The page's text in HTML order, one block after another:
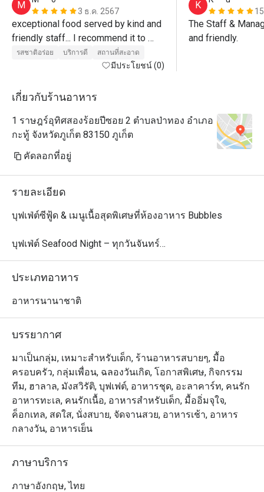
M
3 ธ.ค. 2567
exceptional food served by kind and
friendly staff... I recommend it to
everyone for the high quality of
food”...Congratulations
รสชาติอร่อย บริการดี สถานที่สะอาด
มีประโยชน์ (0)
K
The Staff &
and friendly.
เกี่ยวกับร้านอาหาร
1 ราษฎร์อุทิศสองร้อยปีซอย 2 ตำบลป่าทอง อำเภอ
กะทู้ จังหวัดภูเก็ต 83150 ภูเก็ต
คัดลอกที่อยู่
รายละเอียด
บุฟเฟ่ต์ซีฟู้ด & เมนูเนื้อสุดพิเศษที่ห้องอาหาร Bubbles
บุฟเฟ่ต์ Seafood Night – ทุกวันจันทร์
ดื่มด่ำกับความสดใหม่ของซีฟู้ดท้องถิ่นทุกวันจันทร์ เวลา
18:00 – 22:00 เพลิดเพลินกับกุ้งแม่น้ำ ปูทะเล ปลา และ
เลิศ ปิดท้ายด้วยขนมหวานสุดพิเศษ ทั้งขนมไทยดั้งเดิม ข้าว
Let's Meat Wednesday – ทุกวันพุธ
เชิญชวนคนรักเนื้อทุกท่านมาสัมผัสบุฟเฟ่ต์อบอุ่นใจ ด้วยเนื้อ
วัวพรีเมียมจากออสเตรเลียย่างอย่างพิถีพิถัน ซีฟู้ดออนไอซ์
เมนูอินเดียรสจัดจ้าน และซูชิ & ซาชิมิสดใหม่ ทั้งหมดเพียง
890 บาท ร่วมแชร์ประสบการณ์มื้อค่ำสุดพิเศษกับครอบครัว
เวลา: 18:00 – 22:00 | ราคา: 890 บาทสุทธิ/ท่าน
เด็กอายุ 4–12 ปี: ลด 50% | เด็กอายุต่ำกว่า 4 ปี: ฟรี
ประเภทอาหาร
อาหารนานาชาติ
บรรยากาศ
มาเป็นกลุ่ม, เหมาะสำหรับเด็ก, ร้านอาหารสบายๆ, มื้อ
ครอบครัว, กลุ่มเพื่อน, ฉลองวันเกิด, โอกาสพิเศษ, กิจกรรม
ทีม, ฮาลาล, มังสวิรัติ, บุฟเฟต์, อาหารชุด, อะลาคาร์ท, คนรัก
อาหารทะเล, คนรักเนื้อ, อาหารสำหรับเด็ก, มื้ออิ่มจุใจ,
ค็อกเทล, สดใส, นั่งสบาย, จัดจานสวย, อาหารเช้า, อาหาร
กลางวัน, อาหารเย็น
ภาษาบริการ
ภาษาอังกฤษ, ไทย